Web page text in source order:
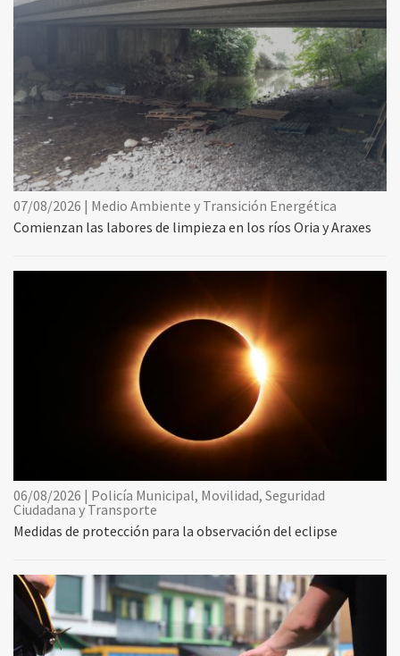
07/08/2026 | Medio Ambiente y Transición Energética
Comienzan las labores de limpieza en los ríos Oria y Araxes
06/08/2026 | Policía Municipal, Movilidad, Seguridad
Ciudadana y Transporte
Medidas de protección para la observación del eclipse